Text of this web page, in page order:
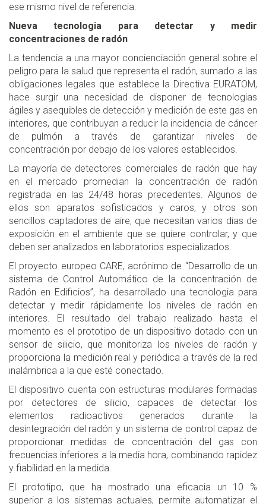
ese mismo nivel de referencia.
Nueva tecnologia para detectar y medir
concentraciones de radón
La tendencia a una mayor concienciación general sobre el
peligro para la salud que representa el radón, sumado a las
obligaciones legales que establece la Directiva EURATOM,
hace surgir una necesidad de disponer de tecnologias
ágiles y asequibles de detección y medición de este gas en
interiores, que contribuyan a reducir la incidencia de cáncer
de pulmón a través de garantizar niveles de
concentración por debajo de los valores establecidos.
La mayoría de detectores comerciales de radón que hay
en el mercado promedian la concentración de radón
registrada en las 24/48 horas precedentes. Algunos de
ellos son aparatos sofisticados y caros, y otros son
sencillos captadores de aire, que necesitan varios dias de
exposición en el ambiente que se quiere controlar, y que
deben ser analizados en laboratorios especializados.
El proyecto europeo CARE, acrónimo de “Desarrollo de un
sistema de Control Automático de la concentración de
Radón en Edificios”, ha desarrollado una tecnologia para
detectar y medir rápidamente los niveles de radón en
interiores. El resultado del trabajo realizado hasta el
momento es el prototipo de un dispositivo dotado con un
sensor de silicio, que monitoriza los niveles de radón y
proporciona la medición real y periódica a través de la red
inalámbrica a la que esté conectado.
El dispositivo cuenta con estructuras modulares formadas
por detectores de silicio, capaces de detectar los
elementos radioactivos generados durante la
desintegración del radón y un sistema de control capaz de
proporcionar medidas de concentración del gas con
frecuencias inferiores a la media hora, combinando rapidez
y fiabilidad en la medida.
El prototipo, que ha mostrado una eficacia un 10 %
superior a los sistemas actuales, permite automatizar el